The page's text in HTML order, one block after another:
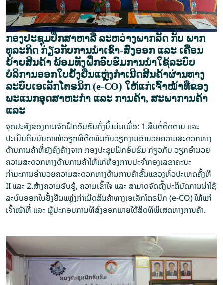
ກອງປະຊຸມປຶກສາຫາລື ລະຫວ່າງພາກລັດ ກັບ ພາກ
ທຸລະກິດ ກ່ຽວກັບການນໍາເຂົ້າ-ສົ່ງອອກ ແລະ ເຄື່ອນ
ຍ້າຍສິນຄ້າ ພ້ອມທັງຝຶກອົບຮົມການນຳໃຊ້ລະບົບ
ບໍລິການອອກໃບຢັ້ງຢືນແຫຼ່ງກໍາເນີດສິນຄ້າຜ່ານທາງ
ລະບົບເອເລັກໂຕຣນິກ (e-CO) ໃຫ້ແກ່ເຈົ້າໜ້າທີ່ຂອງ
ພະແນກອຸດສາຫະກຳ ແລະ ການຄ້າ, ສະພາການຄ້າ
ແລະ
ຈຸດປະສົງຂອງການຈັດຝຶກອົບຮົມຄັ້ງນີ້ແມ່ນເພື່ອ: 1.ສືບຕໍ່ຕິດຕາມ ແລະ
ປະເມີນຄືນບັນດາໜ້າວຽກທີ່ຕິດພັນກັບວຽກງານອຳນວຍຄວາມສະດວກທາງ
ດ້ານການຄ້າທີ່ຍັງຄົງຄ້າງຈາກ ກອງປະຊຸມຝຶກອົບຮົມ ກ່ຽວກັບ ວຽກອຳນວຍ
ຄວາມສະດວກທາງດ້ານການຄ້າໃຫ້ແກ່ຫ້ອງການປະຈຳກອງເລຂາຄະນະ
ກຳມະການອຳນວຍຄວາມສະດວກທາງດ້ານການຄ້າຂັ້ນແຂວງທົ່ວປະເທດຄັ້ງທີ
II ແລະ 2.ສ້າງຄວາມຮັບຮູ້, ຄວາມເຂົ້າໃຈ ແລະ ສາມາດຈັດຕັ້ງປະຕິບັດການນໍາໃຊ້
ລະບົບອອກໃບຢັ້ງຢືນແຫຼ່ງກໍາເນີດສິນຄ້າທາງເອເລັກໂຕຣນິກ (e-CO) ໃຫ້ແກ່
ເຈົ້າໜ້າທີ່ ແລະ ຜູ້ປະກອບການທີ່ສົ່ງອອກພາຍໃຕ້ສິດທິພິເສດທາງການຄ້າ.